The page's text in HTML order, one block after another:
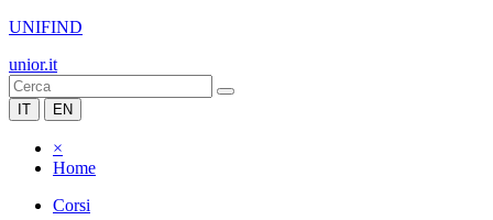
UNIFIND
unior.it
IT EN
×
Home
Corsi